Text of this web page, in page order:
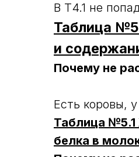
В Т4.1 не
Таблица №5
и
Почему не
Есть коровы,
Таблица №5.1
белка в